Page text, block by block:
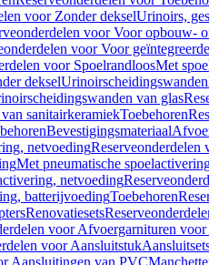
voor Zonder dekselUrinoirs,
voor Voor opbouw-
voor Voor
voor SpoelrandloosMet
dekselUrinoirscheidingswanden
van glas
sanitairkeramiekToebehoren
Bevestigingsmateriaal
netvoedingReserveonderdelen
Met pneumatische
netvoeding
batterijvoedingToebehoren
Renovatiesets
voor Afvoergarnituren voor
voor Aansluitstuk
Aansluitingen van PVC